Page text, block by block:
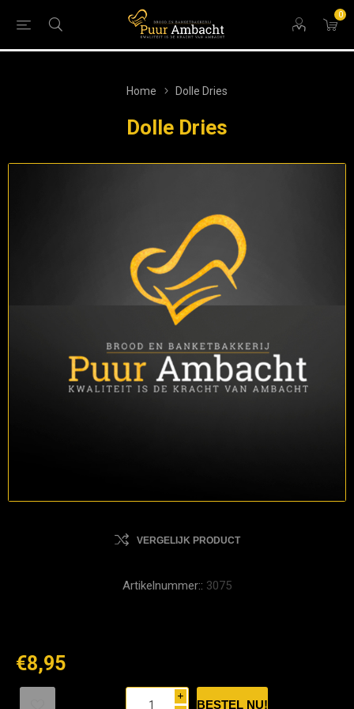
0
Home Dolle Dries
Dolle Dries
VERGELIJK PRODUCT
Artikelnummer:: 3075
€8,95
i